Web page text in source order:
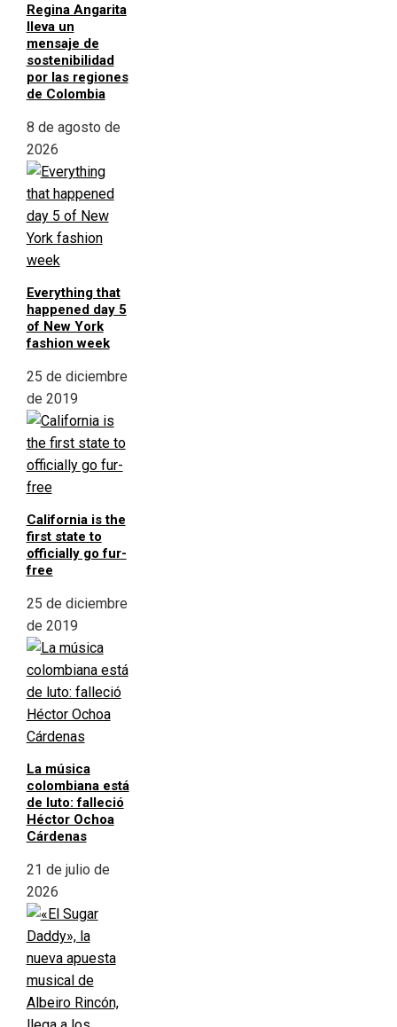
Regina Angarita
lleva un
mensaje de
sostenibilidad
por las regiones
de Colombia
8 de agosto de
2026
Everything that
happened day 5
of New York
fashion week
25 de diciembre
de 2019
California is the
first state to
officially go fur-
free
25 de diciembre
de 2019
La música
colombiana está
de luto: falleció
Héctor Ochoa
Cárdenas
21 de julio de
2026